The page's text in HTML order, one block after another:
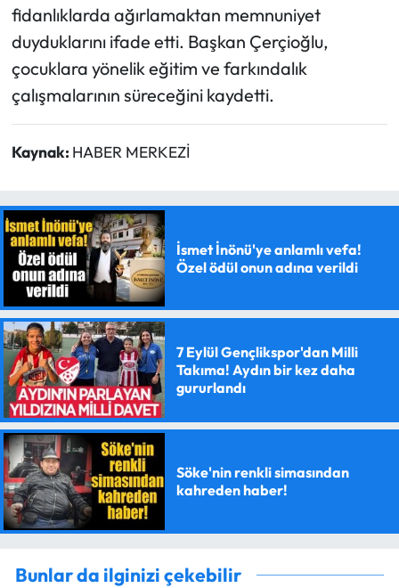
fidanlıklarda ağırlamaktan memnuniyet
duyduklarını ifade etti. Başkan Çerçioğlu,
çocuklara yönelik eğitim ve farkındalık
çalışmalarının süreceğini kaydetti.
Kaynak: HABER MERKEZİ
İsmet İnönü'ye anlamlı vefa!
Özel ödül onun adına verildi
7 Eylül Gençlikspor'dan Milli
Takıma! Aydın bir kez daha
gururlandı
Söke'nin renkli simasından
kahreden haber!
Bunlar da ilginizi çekebilir